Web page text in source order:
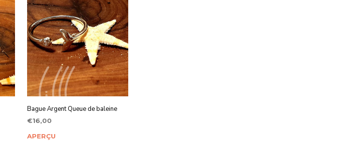
Bague Argent Queue de baleine
€16,00
AJOUTER AU PANIER
APERÇU